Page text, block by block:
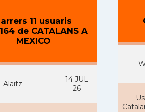
11 usuaris
de CATALANS A
MEXICO
Alaitz
14 JUL
26